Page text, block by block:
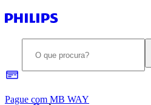
Pague com MB WAY